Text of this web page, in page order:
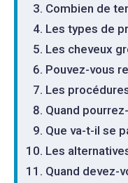
Combien de
Les types de
Les cheveux
Pouvez-vous
Les
Quand
Que va-t-il se
Les
Quand devez-